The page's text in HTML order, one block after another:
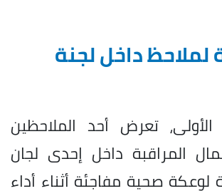
لملاحظ داخل لجنة
تعرض أحد الملاحظين
المراقبة داخل إحدى لجان
لوعكة صحية مفاجئة أثناء أداء